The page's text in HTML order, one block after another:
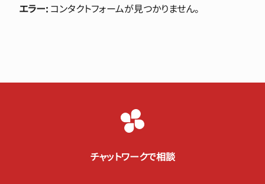
エラー: コンタクトフォームが見つかりません。
チャットワークで相談